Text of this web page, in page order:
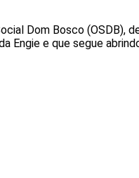
Dom Bosco (OSDB),
Engie e que segue